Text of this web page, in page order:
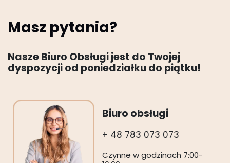
Masz pytania?
Nasze Biuro Obsługi jest do Twojej
dyspozycji od poniedziałku do piątku!
Biuro obsługi
+ 48 783 073 073
Czynne w godzinach 7:00-